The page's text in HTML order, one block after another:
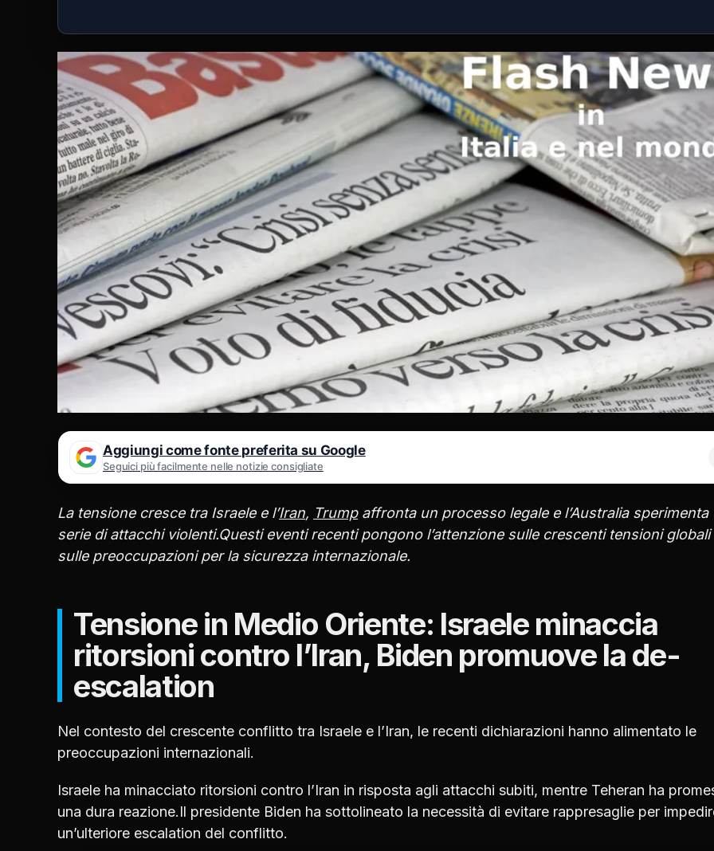
Aggiungi come fonte preferita su Google
Seguici più facilmente nelle notizie consigliate
La tensione cresce tra Israele e l’Iran, Trumpaffronta un processo legale e l’Australia sperimenta
serie di attacchi violenti.Questi eventi recenti pongono l’attenzione sulle crescenti tensioni globali
sulle preoccupazioni per la sicurezza internazionale.
Tensione in Medio Oriente: Israele minaccia
ritorsioni contro l’Iran, Biden promuove la de-
escalation
Nel contesto del crescente conflitto tra Israele e l’Iran, le recenti dichiarazioni hanno alimentato le
preoccupazioni internazionali.
Israele ha minacciato ritorsioni contro l’Iran in risposta agli attacchi subiti, mentre Teheran ha
una dura reazione.Il presidente Biden ha sottolineato la necessità di evitare rappresaglie per
un’ulteriore escalation del conflitto.